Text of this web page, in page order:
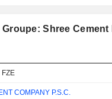
Shree Cement
COMPANY P.S.C.